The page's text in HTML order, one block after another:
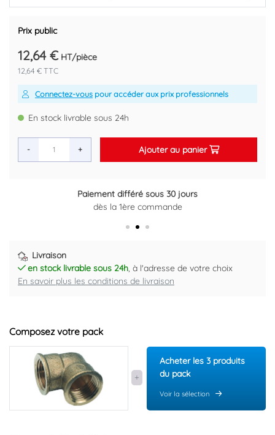
Prix public
12,64 € HT/pièce
12,64 € TTC
Connectez-vous pour accéder aux prix professionnels
En stock livrable sous 24h
- + Ajouter au panier
Paiement différé sous 30 jours
dès la 1ère commande
Livraison
en stock livrable sous 24h, à l'adresse de votre choix
En savoir plus les conditions de livraison
Composez votre pack
Acheter les 3 produits
du pack
Voir la sélection